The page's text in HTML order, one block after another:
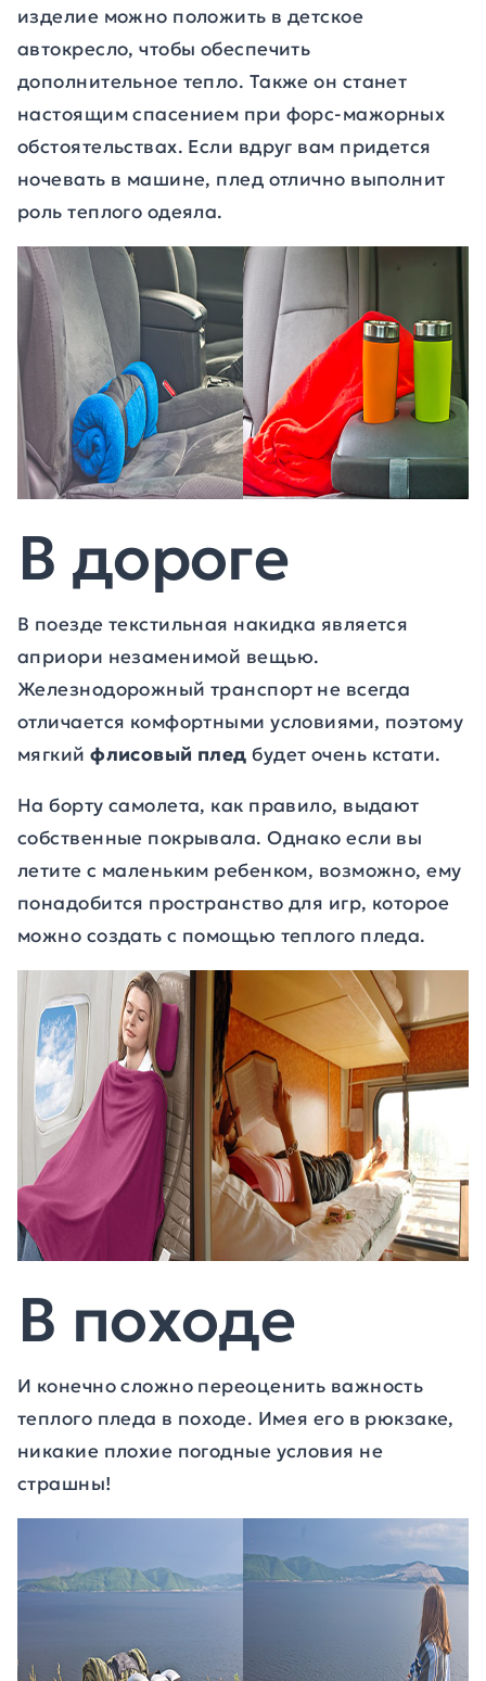
изделие можно положить в детское
автокресло, чтобы обеспечить
дополнительное тепло. Также он станет
настоящим спасением при форс-мажорных
обстоятельствах. Если вдруг вам придется
ночевать в машине, плед отлично выполнит
роль теплого одеяла.
В дороге
В поезде текстильная накидка является
априори незаменимой вещью.
Железнодорожный транспорт не всегда
отличается комфортными условиями, поэтому
мягкийфлисовый плед будет очень кстати.
На борту самолета, как правило, выдают
собственные покрывала. Однако если вы
летите с маленьким ребенком, возможно, ему
понадобится пространство для игр, которое
можно создать с помощью теплого пледа.
В походе
И конечно сложно переоценить важность
теплого пледа в походе. Имея его в рюкзаке,
никакие плохие погодные условия не
страшны!